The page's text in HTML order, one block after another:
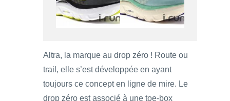
Altra, la marque au drop zéro ! Route ou
trail, elle s’est développée en ayant
toujours ce concept en ligne de mire. Le
drop zéro est associé à une toe-box